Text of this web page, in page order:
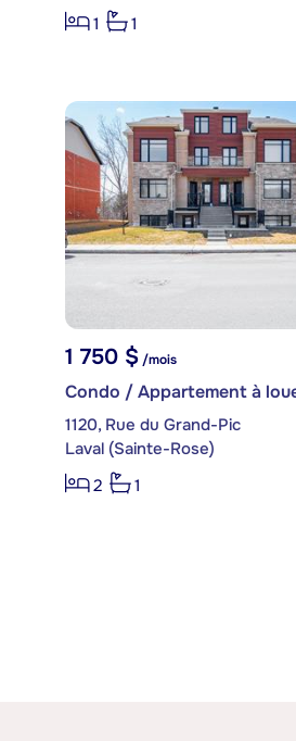
1
1
1 750 $/mois
Condo / Appartement à
1120, Rue du Grand-Pic
Laval (Sainte-Rose)
2
1